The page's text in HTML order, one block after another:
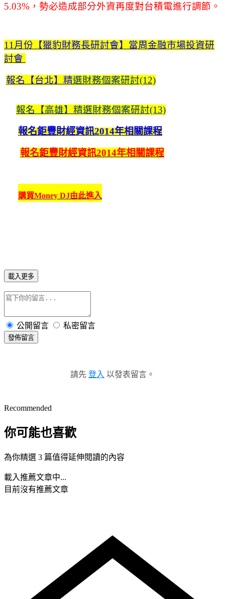
5.03%，勢必造成部分外資再度對台積電進行調節。
11月份【獵豹財務長研討會】當周金融市場投資研
討會
報名【台北】精選財務個案研討(12)
報名【高雄】精選財務個案研討(13)
報名鉅豐財經資訊2014年相關課程
報名鉅豐財經資訊2014年相關課程
購買Money DJ由此進入
載入更多
公開留言 私密留言
發佈留言
請先 登入 以發表留言。
Recommended
你可能也喜歡
為你精選 3 篇值得延伸閱讀的內容
載入推薦文章中...
目前沒有推薦文章